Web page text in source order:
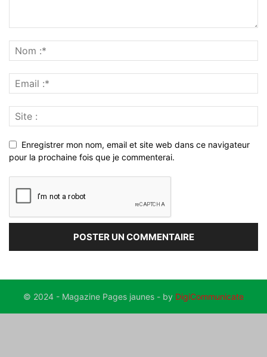
Enregistrer mon nom, email et site web dans ce navigateur
pour la prochaine fois que je commenterai.
© 2024 - Magazine Pages jaunes - by DigiCommunicate